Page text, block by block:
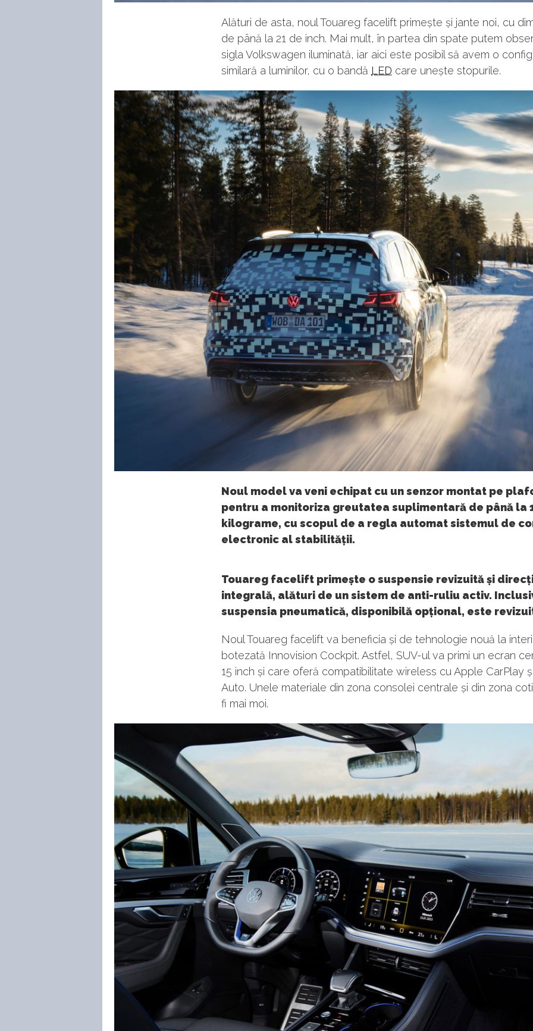
Alături de asta, noul Touareg facelift primește și jante noi, cu
de până la 21 de inch. Mai mult, în partea din spate putem
sigla Volkswagen iluminată, iar aici este posibil să avem o
similară a luminilor, cu o bandă LED care unește stopurile.
Noul model va veni echipat cu un senzor montat pe
pentru a monitoriza greutatea suplimentară de până la
kilograme, cu scopul de a regla automat sistemul de
electronic al stabilității.
Touareg facelift primește o suspensie revizuită și
integrală, alături de un sistem de anti-ruliu activ.
suspensia pneumatică, disponibilă opțional, este
Noul Touareg facelift va beneficia și de tehnologie nouă la
botezată Innovision Cockpit. Astfel, SUV-ul va primi un ecran
15 inch și care oferă compatibilitate wireless cu Apple CarPlay
Auto. Unele materiale din zona consolei centrale și din zona
fi mai moi.